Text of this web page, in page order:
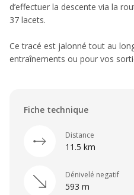
d’effectuer la descente via la
37 lacets.​
Ce tracé est jalonné tout au
entraînements ou pour vos
Fiche technique
Distance
11.5 km
Dénivelé negatif
593 m